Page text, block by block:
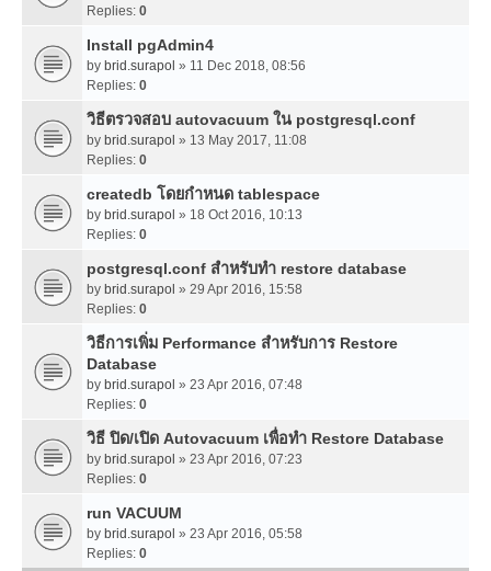
Replies: 0
Install pgAdmin4
by brid.surapol » 11 Dec 2018, 08:56
Replies: 0
วิธีตรวจสอบ autovacuum ใน postgresql.conf
by brid.surapol » 13 May 2017, 11:08
Replies: 0
createdb โดยกำหนด tablespace
by brid.surapol » 18 Oct 2016, 10:13
Replies: 0
postgresql.conf สำหรับทำ restore database
by brid.surapol » 29 Apr 2016, 15:58
Replies: 0
วิธีการเพิ่ม Performance สำหรับการ Restore
Database
by brid.surapol » 23 Apr 2016, 07:48
Replies: 0
วิธี ปิด/เปิด Autovacuum เพื่อทำ Restore Database
by brid.surapol » 23 Apr 2016, 07:23
Replies: 0
run VACUUM
by brid.surapol » 23 Apr 2016, 05:58
Replies: 0